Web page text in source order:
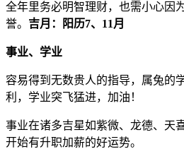
全年里务必明智理财，也需小心因
誉。 吉月：阳历7、11月
事业、学业
容易得到无数贵人的指导，属兔的
利，学业突飞猛进，加油！
事业在诸多吉星如紫微、龙德、天
开始有升职加薪的好运势。